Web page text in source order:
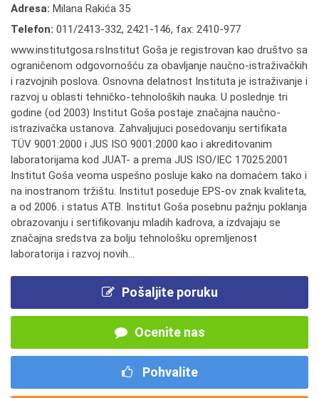
Adresa: Milana Rakića 35
Telefon: 011/2413-332, 2421-146, fax: 2410-977
www.institutgosa.rsInstitut Goša je registrovan kao društvo sa
ograničenom odgovornošću za obavljanje naučno-istraživačkih
i razvojnih poslova. Osnovna delatnost Instituta je istraživanje i
razvoj u oblasti tehničko-tehnoloških nauka. U poslednje tri
godine (od 2003) Institut Goša postaje značajna naučno-
istrazivačka ustanova. Zahvaljujuci posedovanju sertifikata
TÜV 9001:2000 i JUS ISO 9001:2000 kao i akreditovanim
laboratorijama kod JUAT- a prema JUS ISO/IEC 17025:2001
Institut Goša veoma uspešno posluje kako na domaćem tako i
na inostranom tržištu. Institut poseduje EPS-ov znak kvaliteta,
a od 2006. i status ATB. Institut Goša posebnu pažnju poklanja
obrazovanju i sertifikovanju mladih kadrova, a izdvajaju se
značajna sredstva za bolju tehnološku opremljenost
laboratorija i razvoj novih...
Pošaljite poruku
Ocenite nas
Pohvalite